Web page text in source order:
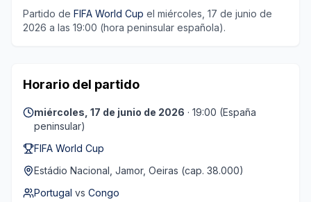
Partido de FIFA World Cup el miércoles, 17 de junio de
2026 a las 19:00 (hora peninsular española).
Horario del partido
miércoles, 17 de junio de 2026 · 19:00 (España
peninsular)
FIFA World Cup
Estádio Nacional , Jamor, Oeiras (cap. 38.000)
Portugal vs Congo